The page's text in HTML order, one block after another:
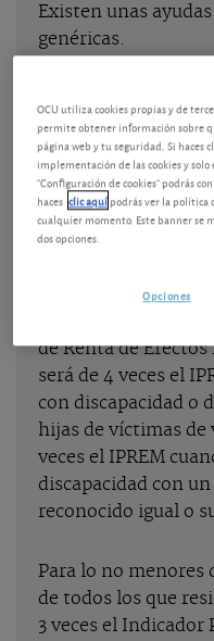
Existen unas
genéricas.
Para menores de
vivienda o
un contrato de
habitual donde se
La suma total de las
permanente en la
iguales o inferiores
de Renta de
será de 4 veces el
con discapacidad o
hijas de víctimas de
veces el IPREM
discapacidad con
reconocido igual o
Para lo no menores
de todos los que
3 veces el Indicador
OCU utiliza cookies propias y de
permite obtener información sobre
página web y tu seguridad. Si haces
implementación de las cookies y
"Configuración de cookies" podrás
haces clic aquípodrás ver la política
cualquier momento. Este banner se
dos opciones.
Opciones